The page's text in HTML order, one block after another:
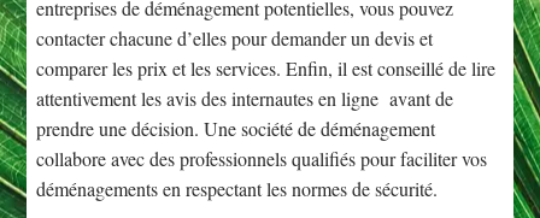
entreprises de déménagement potentielles, vous pouvez
contacter chacune d’elles pour demander un devis et
comparer les prix et les services. Enfin, il est conseillé de lire
attentivement les avis des internautes en ligne avant de
prendre une décision. Une société de déménagement
collabore avec des professionnels qualifiés pour faciliter vos
déménagements en respectant les normes de sécurité.